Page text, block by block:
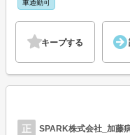
車通勤可
キープする
正 SPARK株式会社_加藤